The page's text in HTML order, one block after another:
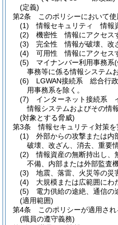
(定義)
第2条
このポリシーにおいて使
(1)
情報セキュリティ 情報
(2)
機密性 情報にアクセス
(3)
完全性 情報が破壊、改
(4)
可用性 情報にアクセス
(5)
マイナンバー利用事務系(
事務等に係る情報システム
(6)
LGWAN接続系 総合行
用事務系を除く。
(7)
インターネット接続系
情報システムおよびその情
(対象とする脅威)
第3条
情報セキュリティ対策
(1)
外部からの攻撃または内
破壊、改ざん、消去、重要
(2)
情報資産の無断持出し、
不備、内部または外部監査
(3)
地震、落雷、火災等の災
(4)
大規模または広範囲にわ
(5)
電力供給の途絶、通信の
(適用範囲)
第4条
このポリシーが適用さ
(職員の遵守義務)